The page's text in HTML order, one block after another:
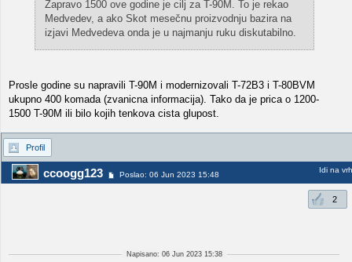
Zapravo 1500 ove godine je cilj za T-90M. To je rekao
Medvedev, a ako Skot mesečnu proizvodnju bazira na
izjavi Medvedeva onda je u najmanju ruku diskutabilno.
Prosle godine su napravili T-90M i modernizovali T-72B3 i T-80BVM
ukupno 400 komada (zvanicna informacija). Tako da je prica o 1200-
1500 T-90M ili bilo kojih tenkova cista glupost.
Profil
ccoogg123 Poslao: 06 Jun 2023 15:48
Idi na vrh
2
Napisano: 06 Jun 2023 15:38